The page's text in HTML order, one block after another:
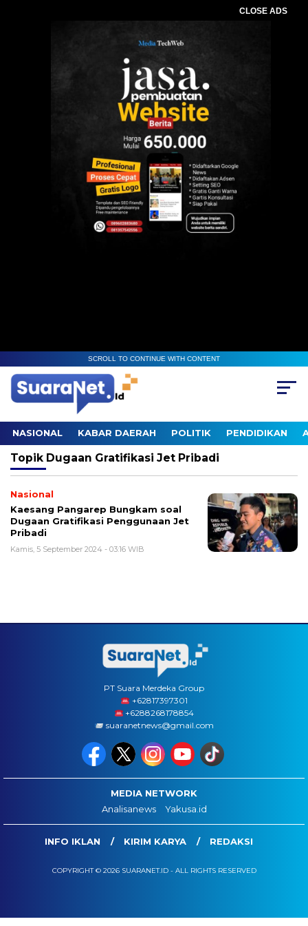
CLOSE ADS
SCROLL TO CONTINUE WITH CONTENT
NASIONAL KABAR DAERAH POLITIK PENDIDIKAN
Topik Dugaan Gratifikasi Jet Pribadi
Nasional
Kaesang Pangarep Bungkam soal
Dugaan Gratifikasi Penggunaan Jet
Pribadi
Kamis, 5 September 2024 - 03:16 WIB
PT Suara Merdeka Group
‪+62817397301
+6288268178854
suaranetnews@gmail.com
MEDIA NETWORK
Analisanews
Yakusa.id
INFO IKLAN KIRIM KARYA REDAKSI
COPYRIGHT © 2026 SUARANET.ID - ALL RIGHTS RESERVED